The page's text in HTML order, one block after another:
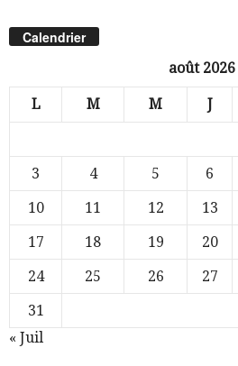
Calendrier
août 2026
L M M J
3
4 5 6
10
11 12 13
17
18 19 20
24
25 26 27
31
« Juil